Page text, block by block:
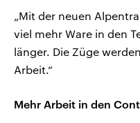
„Mit der neuen
viel mehr Ware in den
länger. Die Züge
Arbeit.“
Mehr Arbeit in den